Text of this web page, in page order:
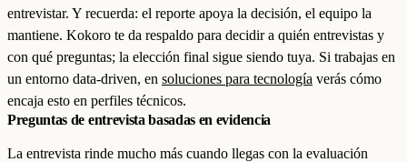
entrevistar. Y recuerda: el reporte apoya la decisión, el equipo la
mantiene. Kokoro te da respaldo para decidir a quién entrevistas y
con qué preguntas; la elección final sigue siendo tuya. Si trabajas en
un entorno data-driven, en soluciones para tecnología verás cómo
encaja esto en perfiles técnicos.
Preguntas de entrevista basadas en evidencia
La entrevista rinde mucho más cuando llegas con la evaluación